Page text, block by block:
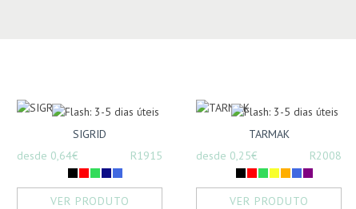
SIGRID
desde 0,64€
R1915
VER PRODUTO
TARMAK
desde 0,25€
R2008
VER PRODUTO